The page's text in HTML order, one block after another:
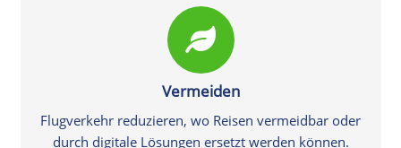
Vermeiden
Flugverkehr reduzieren, wo Reisen vermeidbar oder
durch digitale Lösungen ersetzt werden können.